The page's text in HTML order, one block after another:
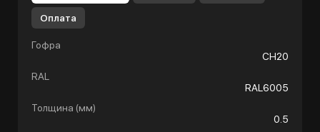
Оплата
Гофра
СН20
RAL
RAL6005
Толщина (мм)
0.5